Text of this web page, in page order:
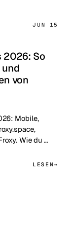
JUN 15
2026: So
von
Mobile,
Wie du …
LESEN